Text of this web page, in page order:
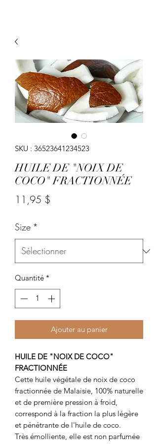
SKU : 36523641234523
HUILE DE "NOIX DE
COCO" FRACTIONNÉE
11,95 $
Size *
Quantité *
Ajouter au panier
HUILE DE "NOIX DE COCO"
FRACTIONNÉE
Cette huile végétale de noix de coco
fractionnée de Malaisie, 100% naturelle
et de première pression à froid,
correspond à la fraction la plus légère
et pénétrante de l'huile de coco.
Très émolliente, elle est non parfumée